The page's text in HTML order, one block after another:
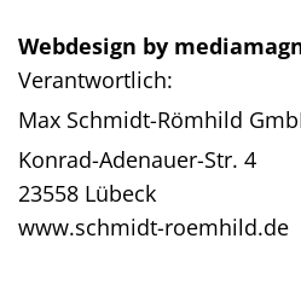
Webdesign by
Verantwortlich:
Max Schmidt-Römhild
Konrad-Adenauer-Str. 4
23558 Lübeck
www.schmidt-roemhild.de